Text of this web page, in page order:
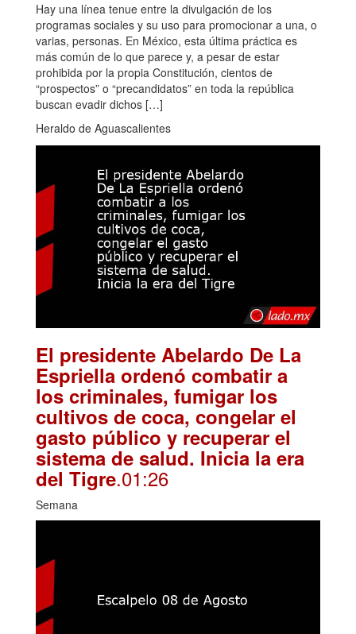
Hay una línea tenue entre la divulgación de los
programas sociales y su uso para promocionar a una, o
varias, personas. En México, esta última práctica es
más común de lo que parece y, a pesar de estar
prohibida por la propia Constitución, cientos de
“prospectos” o “precandidatos” en toda la república
buscan evadir dichos […]
Heraldo de Aguascalientes
El presidente Abelardo De La
Espriella ordenó combatir a
los criminales, fumigar los
cultivos de coca, congelar el
gasto público y recuperar el
sistema de salud. Inicia la era
del Tigre.01:26
Semana